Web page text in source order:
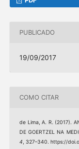
PUBLICADO
19/09/2017
COMO CITAR
de Lima, A. R. (2017).
DE GOERTZEL NA
4, 327–340. https://